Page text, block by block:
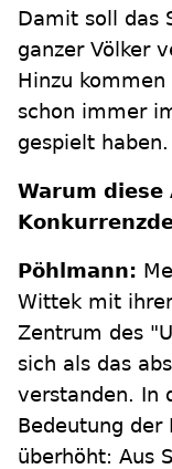
Damit soll das
ganzer Völker
Hinzu
schon immer
gespielt haben.
Warum diese
Pöhlmann:
Wittek mit
Zentrum des
sich als das
verstanden. In
Bedeutung der
überhöht: Aus